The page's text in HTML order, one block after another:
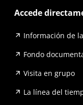
Accede
Información de
Fondo
Visita en grupo
La línea del